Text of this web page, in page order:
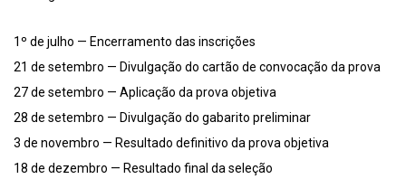
1º de julho — Encerramento das inscrições
21 de setembro — Divulgação do cartão de convocação da prova
27 de setembro — Aplicação da prova objetiva
28 de setembro — Divulgação do gabarito preliminar
3 de novembro — Resultado definitivo da prova objetiva
18 de dezembro — Resultado final da seleção